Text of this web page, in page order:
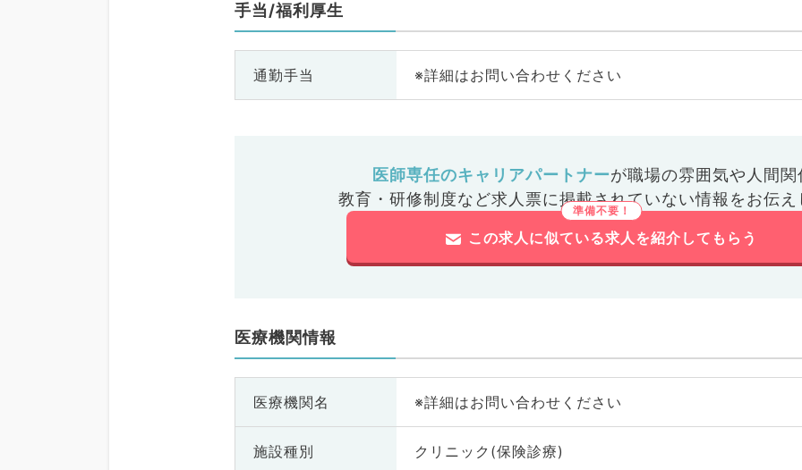
手当/福利厚生
通勤手当 ※詳細はお問い合わせください
医師専任のキャリアパートナーが職場の雰囲気や人間関
教育・研修制度など求人票に掲載されていない情報をお伝え
この求人に似ている求人を紹介してもらう
医療機関情報
医療機関名 ※詳細はお問い合わせください
施設種別 クリニック(保険診療)